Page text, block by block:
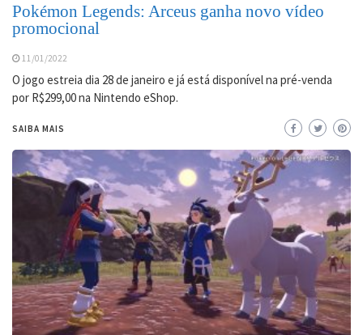
Pokémon Legends: Arceus ganha novo vídeo
promocional
11/01/2022
O jogo estreia dia 28 de janeiro e já está disponível na pré-venda
por R$299,00 na Nintendo eShop.
SAIBA MAIS